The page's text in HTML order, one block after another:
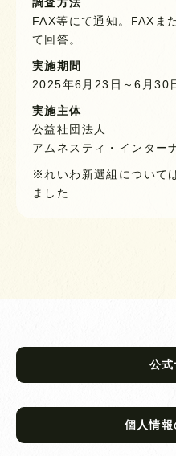
FAX等にて通知。FAXま
て回答。
実施期間
2025年6月23日～6月30
実施主体
公益社団法人
アムネスティ・インター
※れいわ新選組について
ました
公式
個人情